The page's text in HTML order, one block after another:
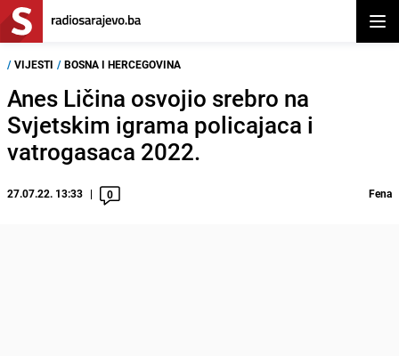
/ VIJESTI / BOSNA I HERCEGOVINA
Anes Ličina osvojio srebro na
Svjetskim igrama policajaca i
vatrogasaca 2022.
27.07.22. 13:33 0 Fena